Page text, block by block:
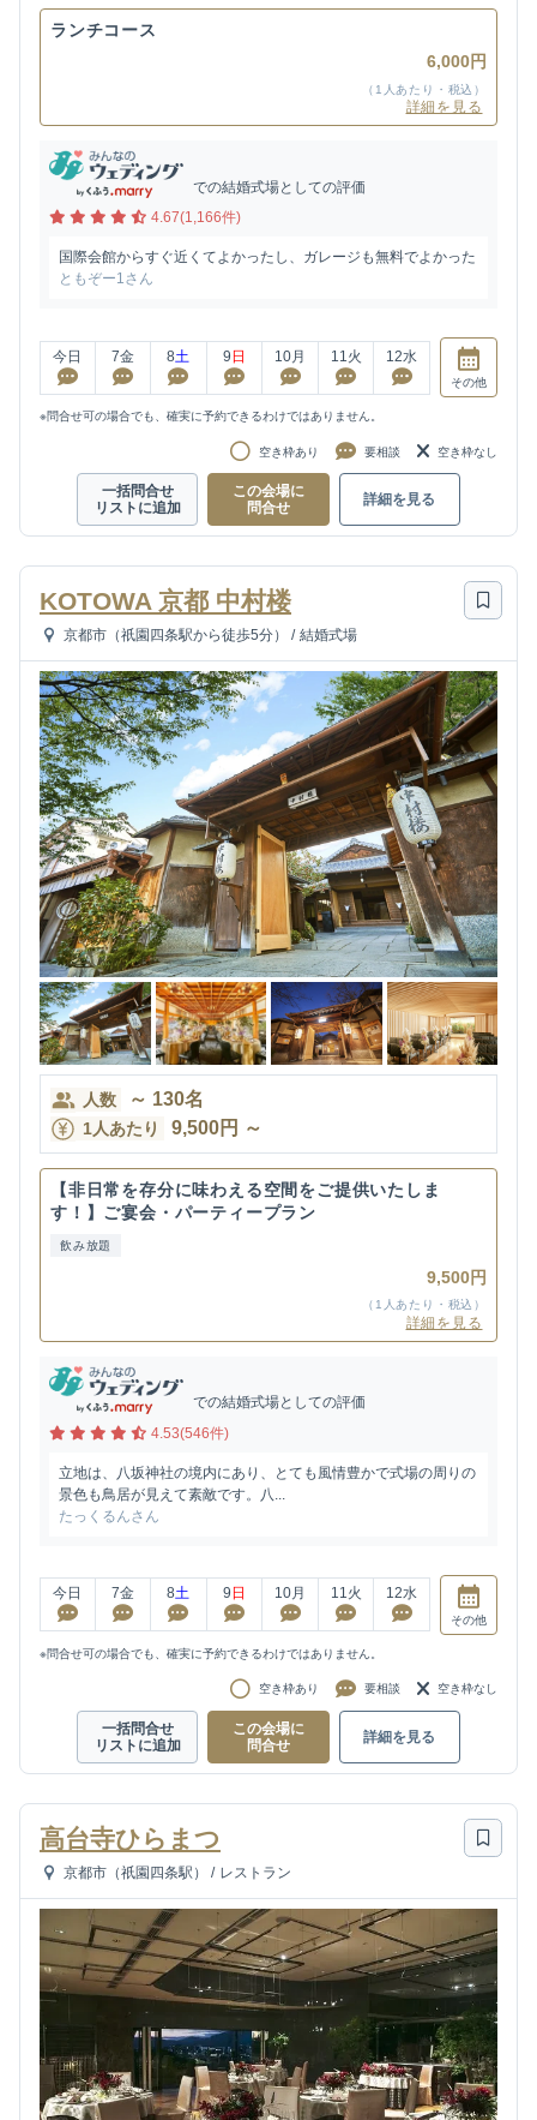
ランチコース
6,000円
（1人あたり・税込）
詳細を見る
での結婚式場としての評価
4.67(1,166件)
国際会館からすぐ近くてよかったし、ガレージも無料でよかった
ともぞー1さん
今日 7金 8土 9 日 10月 11 火 12水
その他
※問合せ可の場合でも、確実に予約できるわけではありません。
空き枠あり 要相談 空き枠なし
一括問合せ
リストに追加
この会場に
問合せ
詳細を見る
KOTOWA 京都 中村楼
京都市（祇園四条駅から徒歩5分） / 結婚式場
人数 ～ 130名
1人あたり 9,500円 ～
【非日常を存分に味わえる空間をご提供いたしま
す！】ご宴会・パーティープラン
飲み放題
9,500円
（1人あたり・税込）
詳細を見る
での結婚式場としての評価
4.53(546件)
立地は、八坂神社の境内にあり、とても風情豊かで式場の周りの
景色も鳥居が見えて素敵です。八...
たっくるんさん
今日 7金 8土 9 日 10月 11火 12水
その他
※問合せ可の場合でも、確実に予約できるわけではありません。
空き枠あり 要相談 空き枠なし
一括問合せ
リストに追加
この会場に
問合せ
詳細を見る
高台寺ひらまつ
京都市（祇園四条駅） / レストラン